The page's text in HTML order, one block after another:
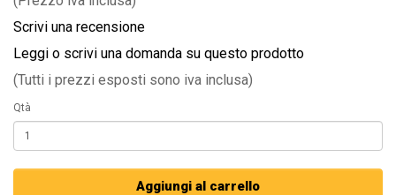
Scrivi una recensione
Leggi o scrivi una domanda su questo prodotto
(Tutti i prezzi esposti sono iva inclusa)
Qtà
Aggiungi al carrello